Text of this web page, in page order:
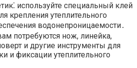
используйте специальный клей
крепления утеплительного
водонепроницаемости․
потребуются нож, линейка,
и другие инструменты для
и фиксации утеплительного